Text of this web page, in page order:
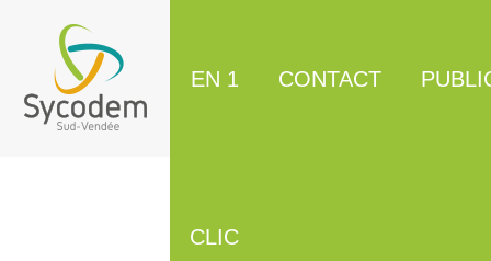
EN 1
CLIC
CONTACT